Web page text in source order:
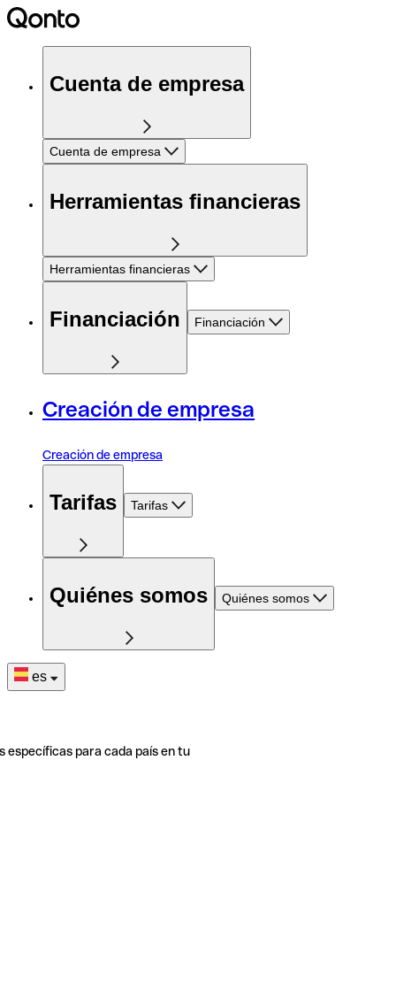
Cuenta de empresa
Cuenta de empresa
Herramientas financieras
Herramientas financieras
Financiación Financiación
Creación de empresa
Creación de empresa
Tarifas Tarifas
Quiénes somos Quiénes somos
es
específicas para cada país en tu